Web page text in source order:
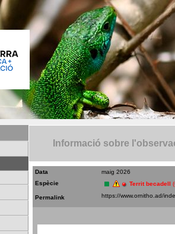
Informació sobre
Data
maig 2026
Espècie
Territ becadell
Permalink